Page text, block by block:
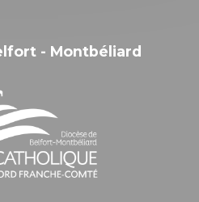
- Montbéliard